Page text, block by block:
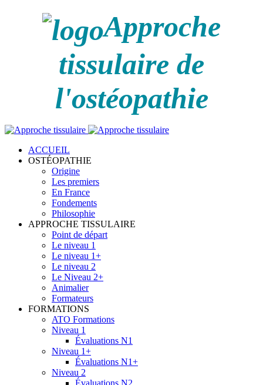
Approche
tissulaire de
l'ostéopathie
ACCUEIL
OSTÉOPATHIE
Origine
Les premiers
En France
Fondements
Philosophie
APPROCHE TISSULAIRE
Point de départ
Le niveau 1
Le niveau 1+
Le niveau 2
Le Niveau 2+
Animalier
Formateurs
FORMATIONS
ATO Formations
Niveau 1
Évaluations N1
Niveau 1+
Évaluations N1+
Niveau 2
Évaluations N2